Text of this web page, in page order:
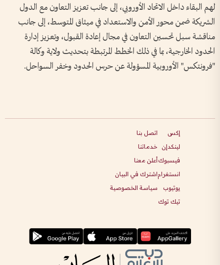
لهم البقاء داخل الاتحاد الأوروبي، إلى جانب تعزيز التعاون مع الدول
الشريكة ضمن محور الأمن والاستعداد في ميثاق المتوسط، إلى جانب
مناقشة سبل تحسين التعاون في مجال إعادة القبول، وتعزيز إدارة
الحدود الخارجية، بما في ذلك الخطط المرتبطة بتحديث ولاية وكالة
"فرونتكس" الأوروبية المسؤولة عن حرس الحدود وخفر السواحل.
إكس
لينكدإن
فيسبوك
انستغرام
يوتيوب
تيك توك
اتصل بنا
خدماتنا
أعلن معنا
اشترك في البيان
سياسة الخصوصية